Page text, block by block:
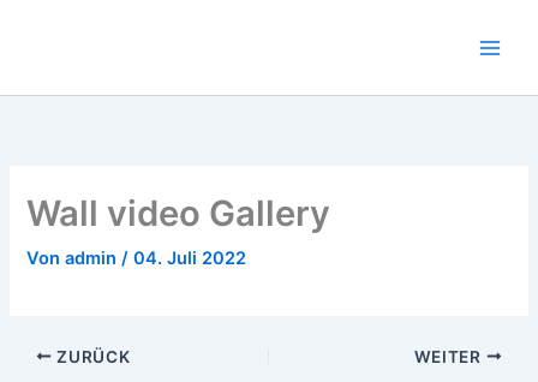
Wall video Gallery
Vonadmin/04. Juli 2022
ZURÜCK WEITER